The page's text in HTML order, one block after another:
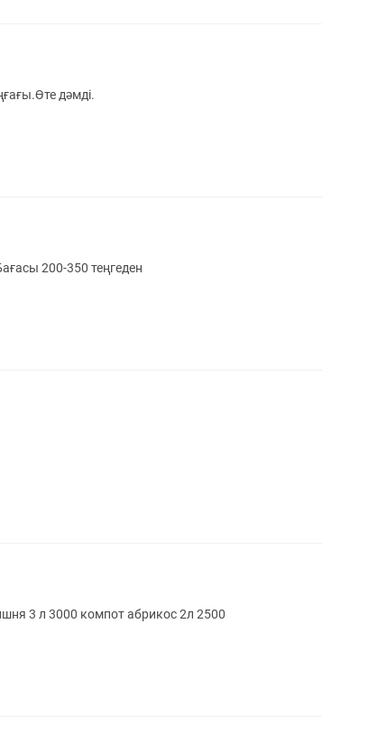
дәмді.
200-350 теңгеден
3 л 3000 компот абрикос 2л 2500